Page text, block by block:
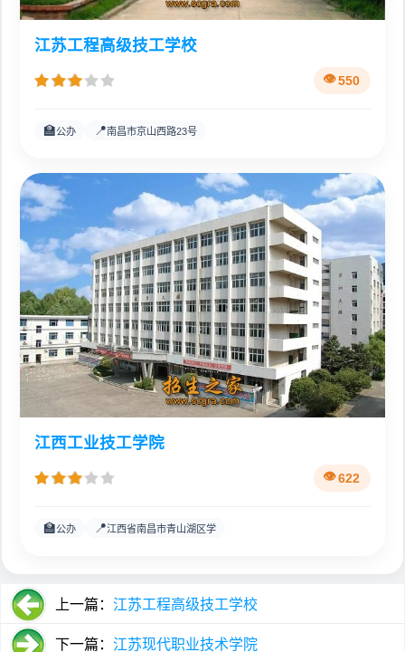
江苏工程高级技工学校
550
🏫公办 📍南昌市京山西路23号
江西工业技工学院
622
🏫公办 📍江西省南昌市青山湖区学
上一篇： 江苏工程高级技工学校
下一篇： 江苏现代职业技术学院